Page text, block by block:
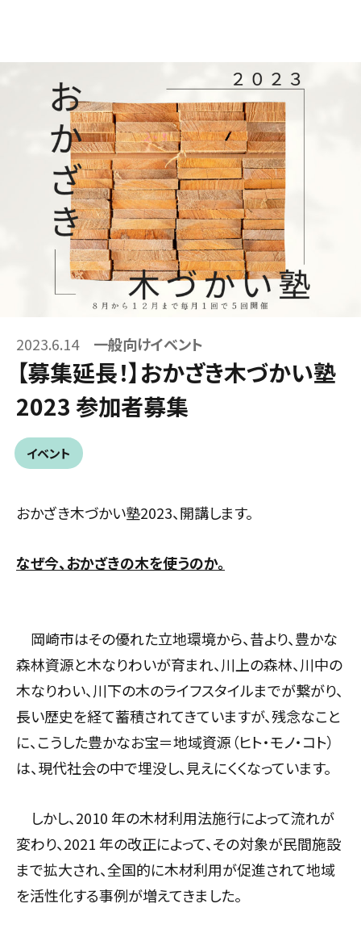
2023.6.14 一般向けイベント
【募集延長！】おかざき木づかい塾
2023 参加者募集
イベント
おかざき木づかい塾2023、開講します。
なぜ今、おかざきの木を使うのか。
岡崎市はその優れた立地環境から、昔より、豊かな
森林資源と木なりわいが育まれ、川上の森林、川中の
木なりわい、川下の木のライフスタイルまでが繋がり、
⻑い歴史を経て蓄積されてきていますが、残念なこと
に、こうした豊かなお宝＝地域資源（ヒト・モノ・コト）
は、現代社会の中で埋没し、見えにくくなっています。
しかし、2010 年の木材利用法施行によって流れが
変わり、2021 年の改正によって、その対象が⺠間施設
まで拡⼤され、全国的に木材利用が促進されて地域
を活性化する事例が増えてきました。